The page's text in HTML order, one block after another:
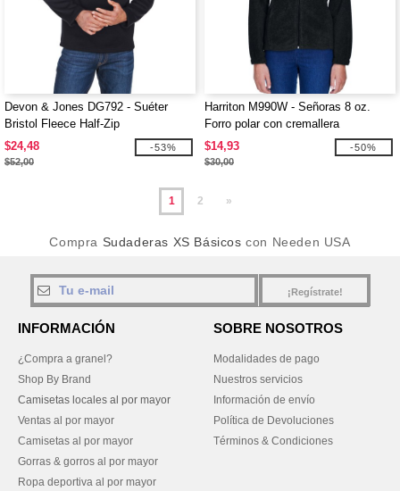
Devon & Jones DG792 - Suéter
Bristol Fleece Half-Zip
$24,48
$52,00
-53%
Harriton M990W - Señoras 8 oz.
Forro polar con cremallera
$14,93
$30,00
-50%
1 2 »
Compra Sudaderas XS Básicos con Needen USA
¡Regístrate!
INFORMACIÓN
¿Compra a granel?
Shop By Brand
Camisetas locales al por mayor
Ventas al por mayor
Camisetas al por mayor
Gorras & gorros al por mayor
Ropa deportiva al por mayor
SOBRE NOSOTROS
Modalidades de pago
Nuestros servicios
Información de envío
Política de Devoluciones
Términos & Condiciones